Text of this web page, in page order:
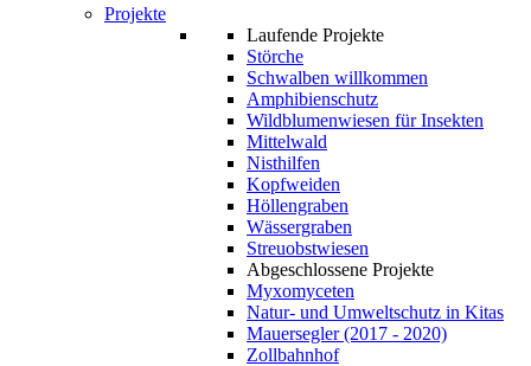
Projekte
Laufende Projekte
Störche
Schwalben willkommen
Amphibienschutz
Wildblumenwiesen für Insekten
Mittelwald
Nisthilfen
Kopfweiden
Höllengraben
Wässergraben
Streuobstwiesen
Abgeschlossene Projekte
Myxomyceten
Natur- und Umweltschutz in Kitas
Mauersegler (2017 - 2020)
Zollbahnhof